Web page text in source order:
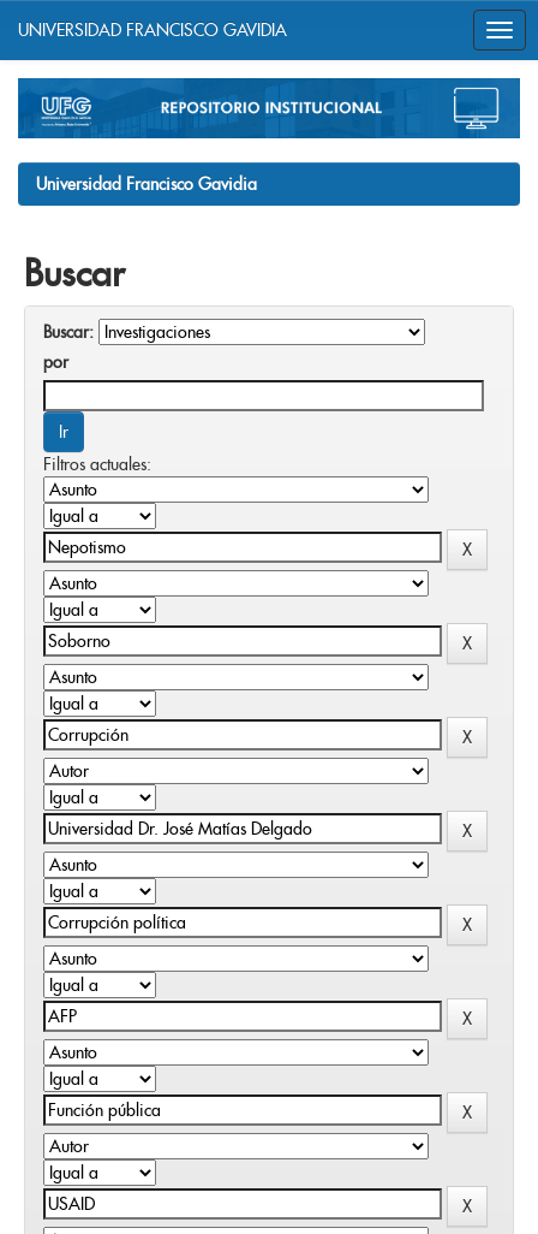
navigation
UNIVERSIDAD FRANCISCO GAVIDIA
Universidad Francisco Gavidia
Buscar
Buscar:
por
Filtros actuales: